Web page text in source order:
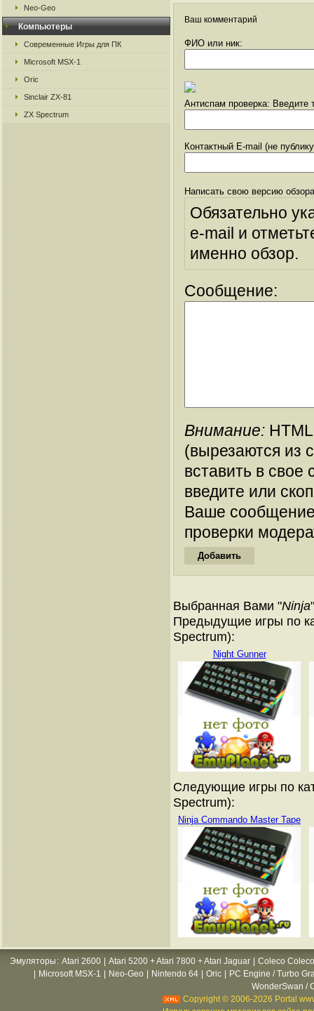
Neo-Geo
Компьютеры
Современные Игры для ПК
Microsoft MSX-1
Oric
Sinclair ZX-81
ZX Spectrum
Ваш комментарий
ФИО или ник:
Антиспам проверка: Введите
Контактный E-mail (не
Написать свою версию
Обязательно
e-mail и
именно обзор.
Сообщение:
Внимание:
(вырезаются из
вставить в
введите или
Ваше
проверки
Выбранная Вами "Ninja"
Предыдущие игры по
Spectrum):
Night Gunner
Следующие игры по
Spectrum):
Ninja Commando Master Tape
Эмуляторы : Atari 2600 Atari 5200 + Atari 7800 + Atari Jaguar
Coleco
Microsoft MSX-1 Neo-Geo Nintendo 64 Oric
PC Engine / Turbo
WonderSwan /
Copyright © 2006-2026 Portal